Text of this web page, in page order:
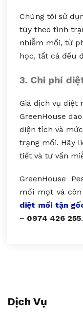
Chúng tôi sử
tùy theo tình
nhiễm mối, từ
học, tất cả đều
3. Chi phí
Giá dịch vụ diệt
GreenHouse
diện tích và
trạng mối. Hãy
tiết và tư vấn
GreenHouse
mối mọt và
diệt mối tận
– 0974 426 255.
Dịch Vụ